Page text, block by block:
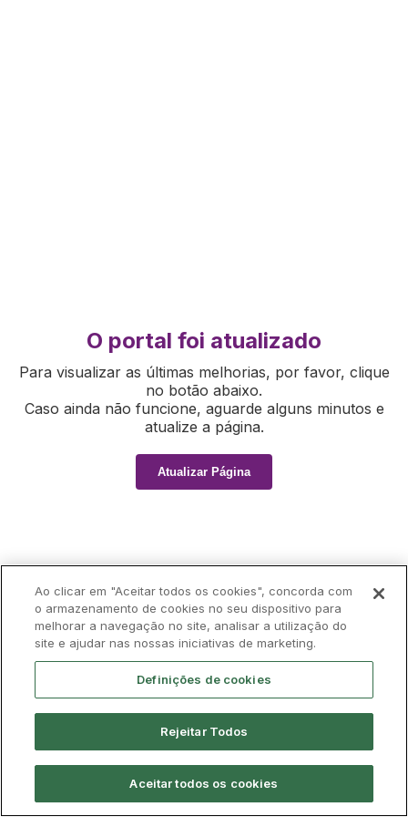
O portal foi atualizado
Para visualizar as últimas melhorias, por favor, clique
no botão abaixo.
Caso ainda não funcione, aguarde alguns minutos e
atualize a página.
Atualizar Página
Ao clicar em "Aceitar todos os cookies", concorda com
o armazenamento de cookies no seu dispositivo para
melhorar a navegação no site, analisar a utilização do
site e ajudar nas nossas iniciativas de marketing.
Definições de cookies
Rejeitar Todos
Aceitar todos os cookies